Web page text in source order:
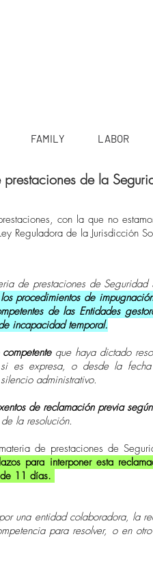
FAMILY LABOR
de la
con la que no
Reguladora de la Jurisdicción
de prestaciones de Seguridad
procedimientos de
de las Entidades
incapacidad temporal.
que haya dictado
es expresa, o desde la
administrativo.
de reclamación previa
la resolución.
de prestaciones de
para interponer esta
de 11 días.
una entidad colaboradora, la
para resolver, o en